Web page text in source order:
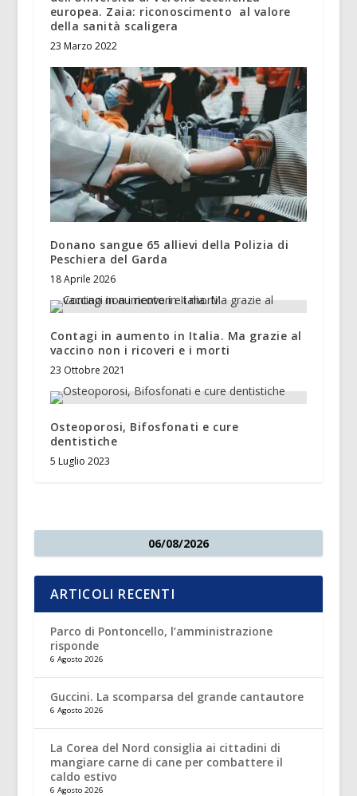
europea. Zaia: riconoscimento al valore
della sanità scaligera
23 Marzo 2022
Donano sangue 65 allievi della Polizia di
Peschiera del Garda
18 Aprile 2026
Contagi in aumento in Italia. Ma grazie al
vaccino non i ricoveri e i morti
23 Ottobre 2021
Osteoporosi, Bifosfonati e cure
dentistiche
5 Luglio 2023
06/08/2026
ARTICOLI RECENTI
Parco di Pontoncello, l’amministrazione
risponde
6 Agosto 2026
Guccini. La scomparsa del grande cantautore
6 Agosto 2026
La Corea del Nord consiglia ai cittadini di
mangiare carne di cane per combattere il
caldo estivo
6 Agosto 2026